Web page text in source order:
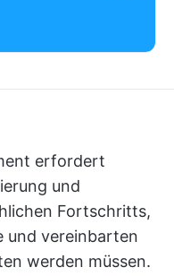
erfordert
und
Fortschritts,
und vereinbarten
werden müssen.